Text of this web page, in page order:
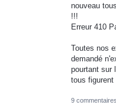
nouveau
!!!
Erreur 410
Toutes nos
demandé
pourtant sur
tous
9 commentaires